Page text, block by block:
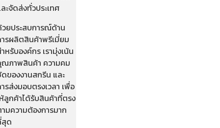
ะจัดส่งทั่วประเทศ
ยประสบการณ์ด้าน
รผลิตสินค้าพรีเมี่ยม
หรับองค์กร เรามุ่งเน้น
ภาพสินค้า ความคม
ของงานสกรีน และ
รส่งมอบตรงเวลา เพื่อ
ลูกค้าได้รับสินค้าที่ตรง
มความต้องการมาก
ด